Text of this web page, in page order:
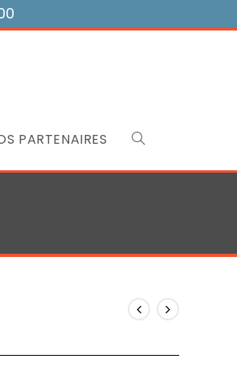
PARTENAIRES Toggle
search